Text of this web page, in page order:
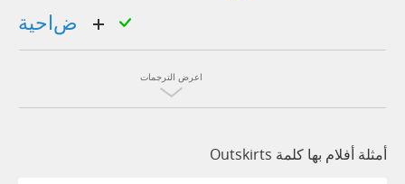
اعرض الترجمات
أمثلة أفلام بها كلمة Outskirts